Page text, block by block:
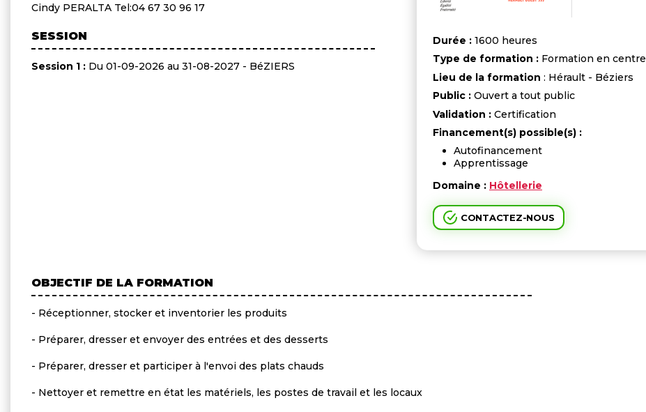
Cindy PERALTA Tel:04 67 30 96 17
SESSION
Session 1 : Du 01-09-2026 au 31-08-2027 - BéZIERS
Durée :1600 heures
Type de formation :Formation en centre
Lieu de la formation : Hérault - Béziers
Public :Ouvert a tout public
Validation :Certification
Financement(s) possible(s) :
Autofinancement
Apprentissage
Domaine : Hôtellerie
CONTACTEZ-NOUS
OBJECTIF DE LA FORMATION
- Réceptionner, stocker et inventorier les produits
- Préparer, dresser et envoyer des entrées et des desserts
- Préparer, dresser et participer à l'envoi des plats chauds
- Nettoyer et remettre en état les matériels, les postes de travail et les locaux